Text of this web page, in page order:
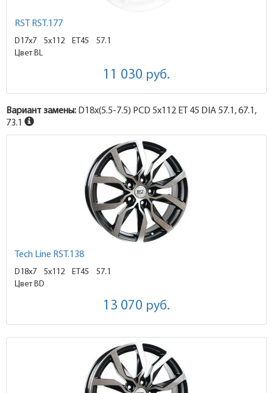
RST RST.177
D17x7 5x112 ET45
57.1
Цвет BL
11 030 руб.
Вариант замены: D18x(5.5-7.5) PCD 5x112 ET 45 DIA 57.1, 67.1,
73.1
Tech Line RST.138
D18x7 5x112 ET45
57.1
Цвет BD
13 070 руб.